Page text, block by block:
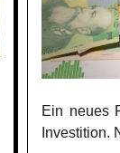
Ein neues
Investition.